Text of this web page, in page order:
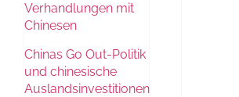
Verhandlungen mit
Chinesen
Chinas Go Out-Politik
und chinesische
Auslandsinvestitionen